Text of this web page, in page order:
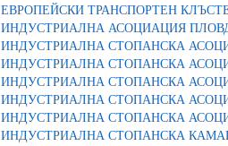
ЕВРОПЕЙСКИ ТРАНСПОРТЕН
ИНДУСТРИАЛНА АСОЦИАЦИЯ
ИНДУСТРИАЛНА СТОПАНСКА
ИНДУСТРИАЛНА СТОПАНСКА
ИНДУСТРИАЛНА СТОПАНСКА
ИНДУСТРИАЛНА СТОПАНСКА
ИНДУСТРИАЛНА СТОПАНСКА
ИНДУСТРИАЛНА СТОПАНСКА